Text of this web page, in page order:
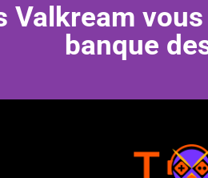
Valkream
banque